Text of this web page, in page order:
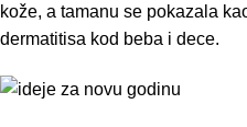
kože, a tamanu se pokazala
dermatitisa kod beba i dece.